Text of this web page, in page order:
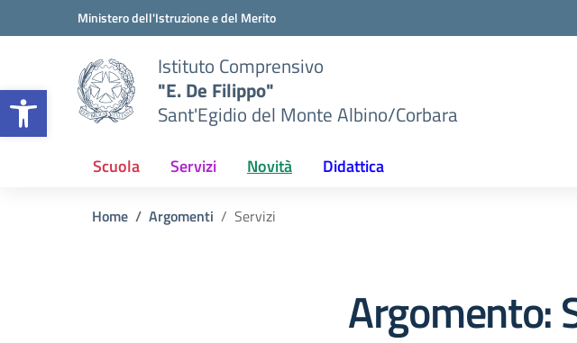
Apri la barra degli strumenti
Vai ai contenuti
Vai al menu di navigazioneMinistero dell'Istruzione e del Merito
Istituto Comprensivo
"E. De Filippo"
Sant'Egidio del Monte Albino/Corbara
Scuola Servizi Novità Didattica
Home Argomenti Servizi
Argomento: